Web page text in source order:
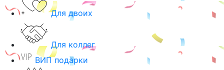
Для двоих
Для коллег
ВИП подарки